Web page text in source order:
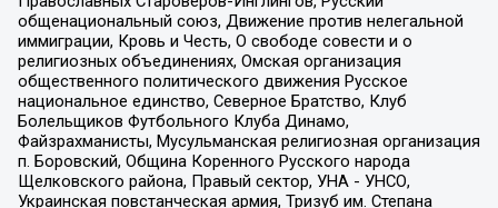
общенациональный союз, Движение против нелегальной
иммиграции, Кровь и Честь, О свободе совести и о
религиозных объединениях, Омская организация
общественного политического движения Русское
национальное единство, Северное Братство, Клуб
Болельщиков Футбольного Клуба Динамо,
Файзрахманисты, Мусульманская религиозная организация
п. Боровский, Община Коренного Русского народа
Щелковского района, Правый сектор, УНА - УНСО,
Украинская повстанческая армия, Тризуб им. Степана